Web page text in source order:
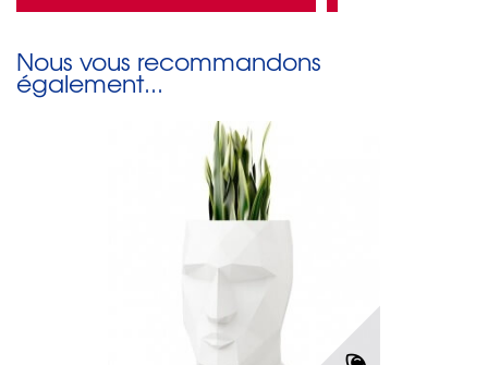
Nous vous recommandons
également...